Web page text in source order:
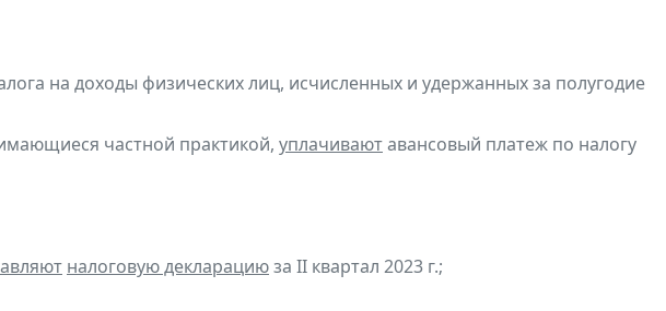
на доходы физических лиц, исчисленных и удержанных за полугодие
частной практикой, уплачиваютавансовый платеж по налогу
налоговую декларациюза II квартал 2023 г.;